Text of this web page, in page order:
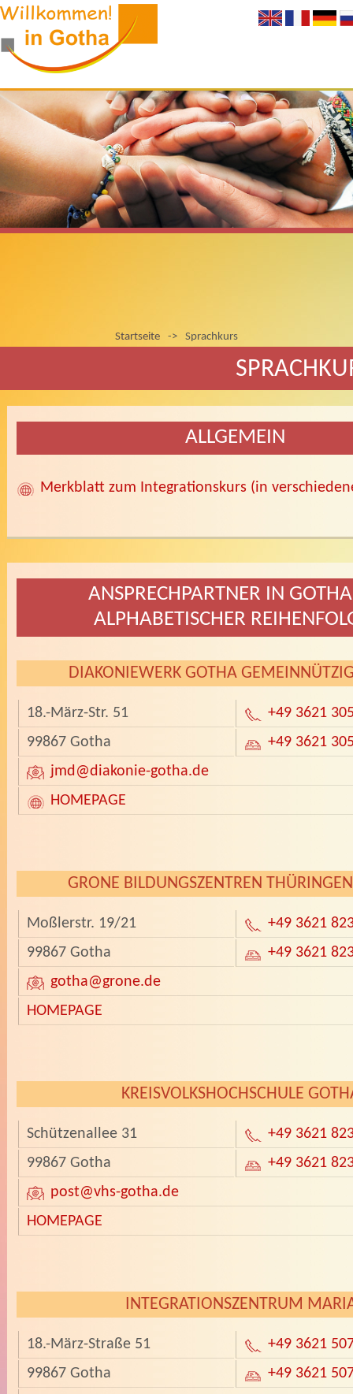
Startseite -> Sprachkurs
ALLGEMEIN
Merkblatt zum Integrationskurs (in
ANSPRECHPARTNER IN
ALPHABETISCHER
DIAKONIEWERK GOTHA
18.-März-Str. 51
+49 3621
99867 Gotha
+49 3621
jmd@diakonie-gotha.de
HOMEPAGE
GRONE BILDUNGSZENTREN
Moßlerstr. 19/21
+49 3621
99867 Gotha
+49 3621
gotha@grone.de
HOMEPAGE
KREISVOLKSHOCHSCHULE
Schützenallee 31
+49 3621
99867 Gotha
+49 3621
post@vhs-gotha.de
HOMEPAGE
INTEGRATIONSZENTRUM
18.-März-Straße 51
+49 3621
99867 Gotha
+49 3621